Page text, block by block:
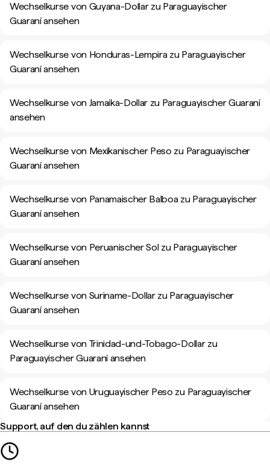
Wechselkurse von Guyana-Dollar zu Paraguayischer
Guaraní ansehen
Wechselkurse von Honduras-Lempira zu Paraguayischer
Guaraní ansehen
Wechselkurse von Jamaika-Dollar zu Paraguayischer Guaraní
ansehen
Wechselkurse von Mexikanischer Peso zu Paraguayischer
Guaraní ansehen
Wechselkurse von Panamaischer Balboa zu Paraguayischer
Guaraní ansehen
Wechselkurse von Peruanischer Sol zu Paraguayischer
Guaraní ansehen
Wechselkurse von Suriname-Dollar zu Paraguayischer
Guaraní ansehen
Wechselkurse von Trinidad-und-Tobago-Dollar zu
Paraguayischer Guaraní ansehen
Wechselkurse von Uruguayischer Peso zu Paraguayischer
Guaraní ansehen
Support, auf den du zählen kannst